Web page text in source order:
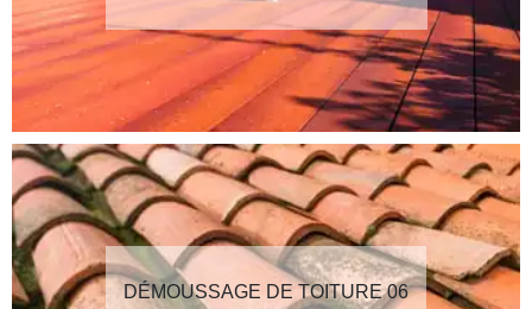
DÉMOUSSAGE DE TOITURE 06